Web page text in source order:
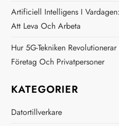
Artificiell Intelligens I
Att Leva Och Arbeta
Hur 5G-Tekniken
Företag Och Privatpersoner
KATEGORIER
Datortillverkare